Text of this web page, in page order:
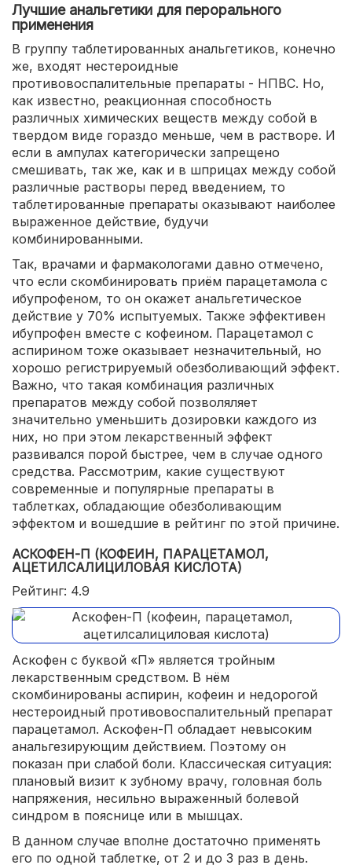
Лучшие анальгетики для перорального
применения
В группу таблетированных анальгетиков, конечно
же, входят нестероидные
противовоспалительные препараты - НПВС. Но,
как известно, реакционная способность
различных химических веществ между собой в
твердом виде гораздо меньше, чем в растворе. И
если в ампулах категорически запрещено
смешивать, так же, как и в шприцах между собой
различные растворы перед введением, то
таблетированные препараты оказывают наиболее
выраженное действие, будучи
комбинированными.
Так, врачами и фармакологами давно отмечено,
что если скомбинировать приём парацетамола с
ибупрофеном, то он окажет анальгетическое
действие у 70% испытуемых. Также эффективен
ибупрофен вместе с кофеином. Парацетамол с
аспирином тоже оказывает незначительный, но
хорошо регистрируемый обезболивающий эффект.
Важно, что такая комбинация различных
препаратов между собой позволяляет
значительно уменьшить дозировки каждого из
них, но при этом лекарственный эффект
развивался порой быстрее, чем в случае одного
средства. Рассмотрим, какие существуют
современные и популярные препараты в
таблетках, обладающие обезболивающим
эффектом и вошедшие в рейтинг по этой причине.
АСКОФЕН-П (КОФЕИН, ПАРАЦЕТАМОЛ,
АЦЕТИЛСАЛИЦИЛОВАЯ КИСЛОТА)
Рейтинг: 4.9
Аскофен с буквой «П» является тройным
лекарственным средством. В нём
скомбинированы аспирин, кофеин и недорогой
нестероидный противовоспалительный препарат
парацетамол. Аскофен-П обладает невысоким
анальгезирующим действием. Поэтому он
показан при слабой боли. Классическая ситуация:
плановый визит к зубному врачу, головная боль
напряжения, несильно выраженный болевой
синдром в пояснице или в мышцах.
В данном случае вполне достаточно применять
его по одной таблетке, от 2 и до 3 раз в день.